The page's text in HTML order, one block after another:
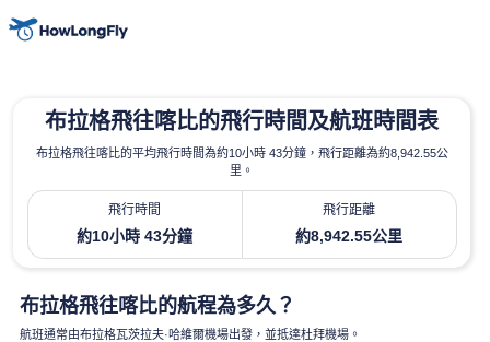
布拉格飛往喀比的飛行時間及航班時間表
布拉格飛往喀比的平均飛行時間為約10小時 43分鐘，飛行距離為約8,942.55公
里。
飛行時間
約10小時 43分鐘
飛行距離
約8,942.55公里
布拉格飛往喀比的航程為多久？
航班通常由布拉格瓦茨拉夫·哈維爾機場出發，並抵達杜拜機場。